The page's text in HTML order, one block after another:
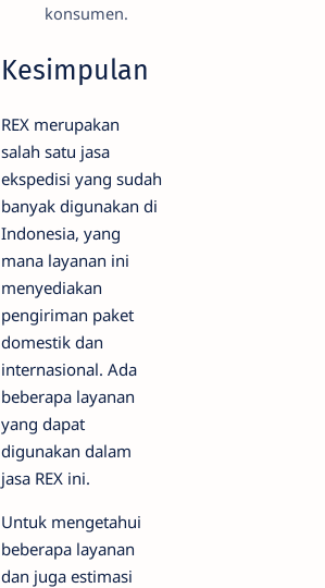
konsumen.
Kesimpulan
REX merupakan
salah satu jasa
ekspedisi yang sudah
banyak digunakan di
Indonesia, yang
mana layanan ini
menyediakan
pengiriman paket
domestik dan
internasional. Ada
beberapa layanan
yang dapat
digunakan dalam
jasa REX ini.
Untuk mengetahui
beberapa layanan
dan juga estimasi